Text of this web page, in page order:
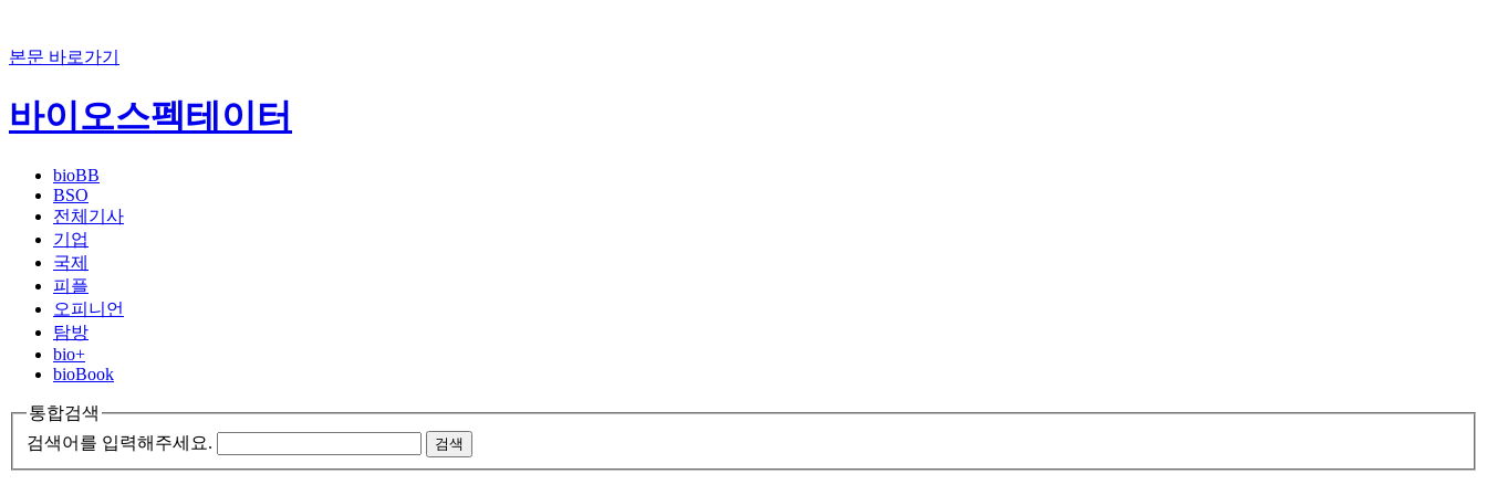
본문 바로가기
바이오스펙테이터
bioBB
BSO
전체기사
기업
국제
피플
오피니언
탐방
bio+
bioBook
통합검색
검색어를 입력해주세요.
검색